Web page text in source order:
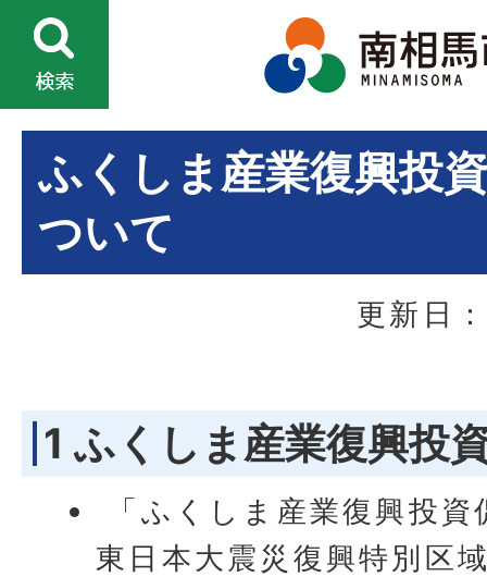
ふくしま産業復興投
ついて
更新日
1 ふくしま産業復興投
「ふくしま産業復興投
東日本大震災復興特別区